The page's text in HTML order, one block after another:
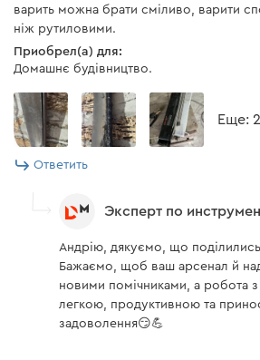
варить можна брати сміливо, варити
ніж рутиловими.
Приобрел(а) для:
Домашнє будівництво.
Eще: 2
Ответить
Эксперт по
Андрію, дякуємо, що
Бажаємо, щоб ваш арсенал й
новими помічниками, а робота
легкою, продуктивною та
задоволення😏💪